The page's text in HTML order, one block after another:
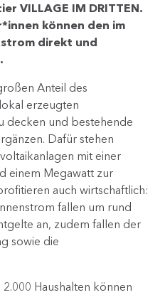
VILLAGE IM DRITTEN.
können den im
direkt und
Anteil des
erzeugten
decken und bestehende
Dafür stehen
mit einer
einem Megawatt zur
auch wirtschaftlich:
fallen um rund
an, zudem fallen der
sowie die
Haushalten können